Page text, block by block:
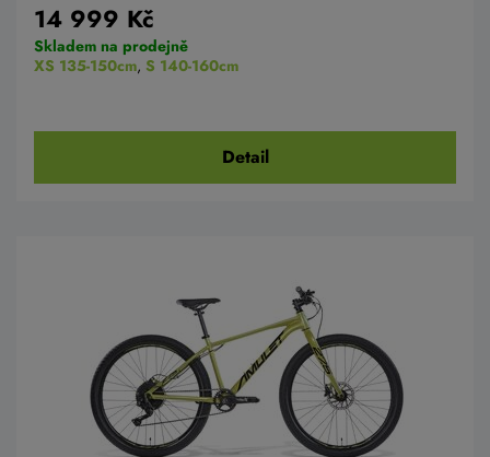
14 999 Kč
Skladem na prodejně
XS 135-150cm, S 140-160cm
Detail